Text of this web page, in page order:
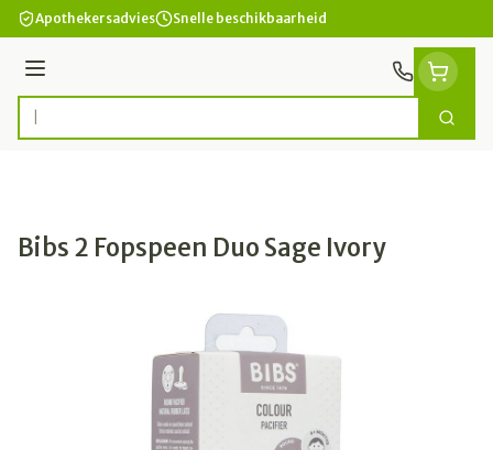
Ga naar de inhoud
Apothekersadvies Snelle beschikbaarheid
Menu
Product, merk, categorie... Zoek
Bibs 2 Fopspeen Duo Sage Ivory